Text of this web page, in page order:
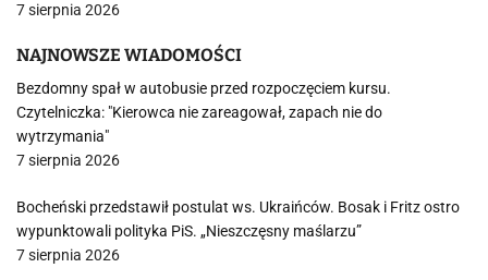
7 sierpnia 2026
NAJNOWSZE WIADOMOŚCI
Bezdomny spał w autobusie przed rozpoczęciem kursu.
Czytelniczka: "Kierowca nie zareagował, zapach nie do
wytrzymania"
7 sierpnia 2026
Bocheński przedstawił postulat ws. Ukraińców. Bosak i Fritz ostro
wypunktowali polityka PiS. „Nieszczęsny maślarzu”
7 sierpnia 2026